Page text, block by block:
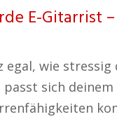
E-Gitarrist
egal, wie
passt sich